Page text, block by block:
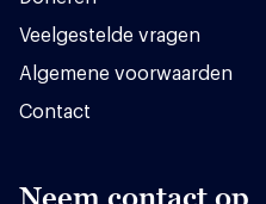
Veelgestelde vragen
Algemene voorwaarden
Contact
Neem contact op